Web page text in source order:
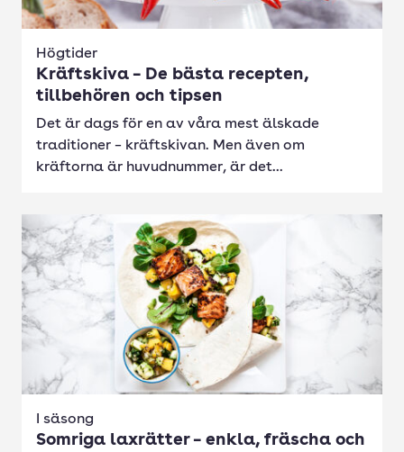
Högtider
Kräftskiva – De bästa recepten,
tillbehören och tipsen
Det är dags för en av våra mest älskade
traditioner – kräftskivan. Men även om
kräftorna är huvudnummer, är det...
I säsong
Somriga laxrätter – enkla, fräscha och